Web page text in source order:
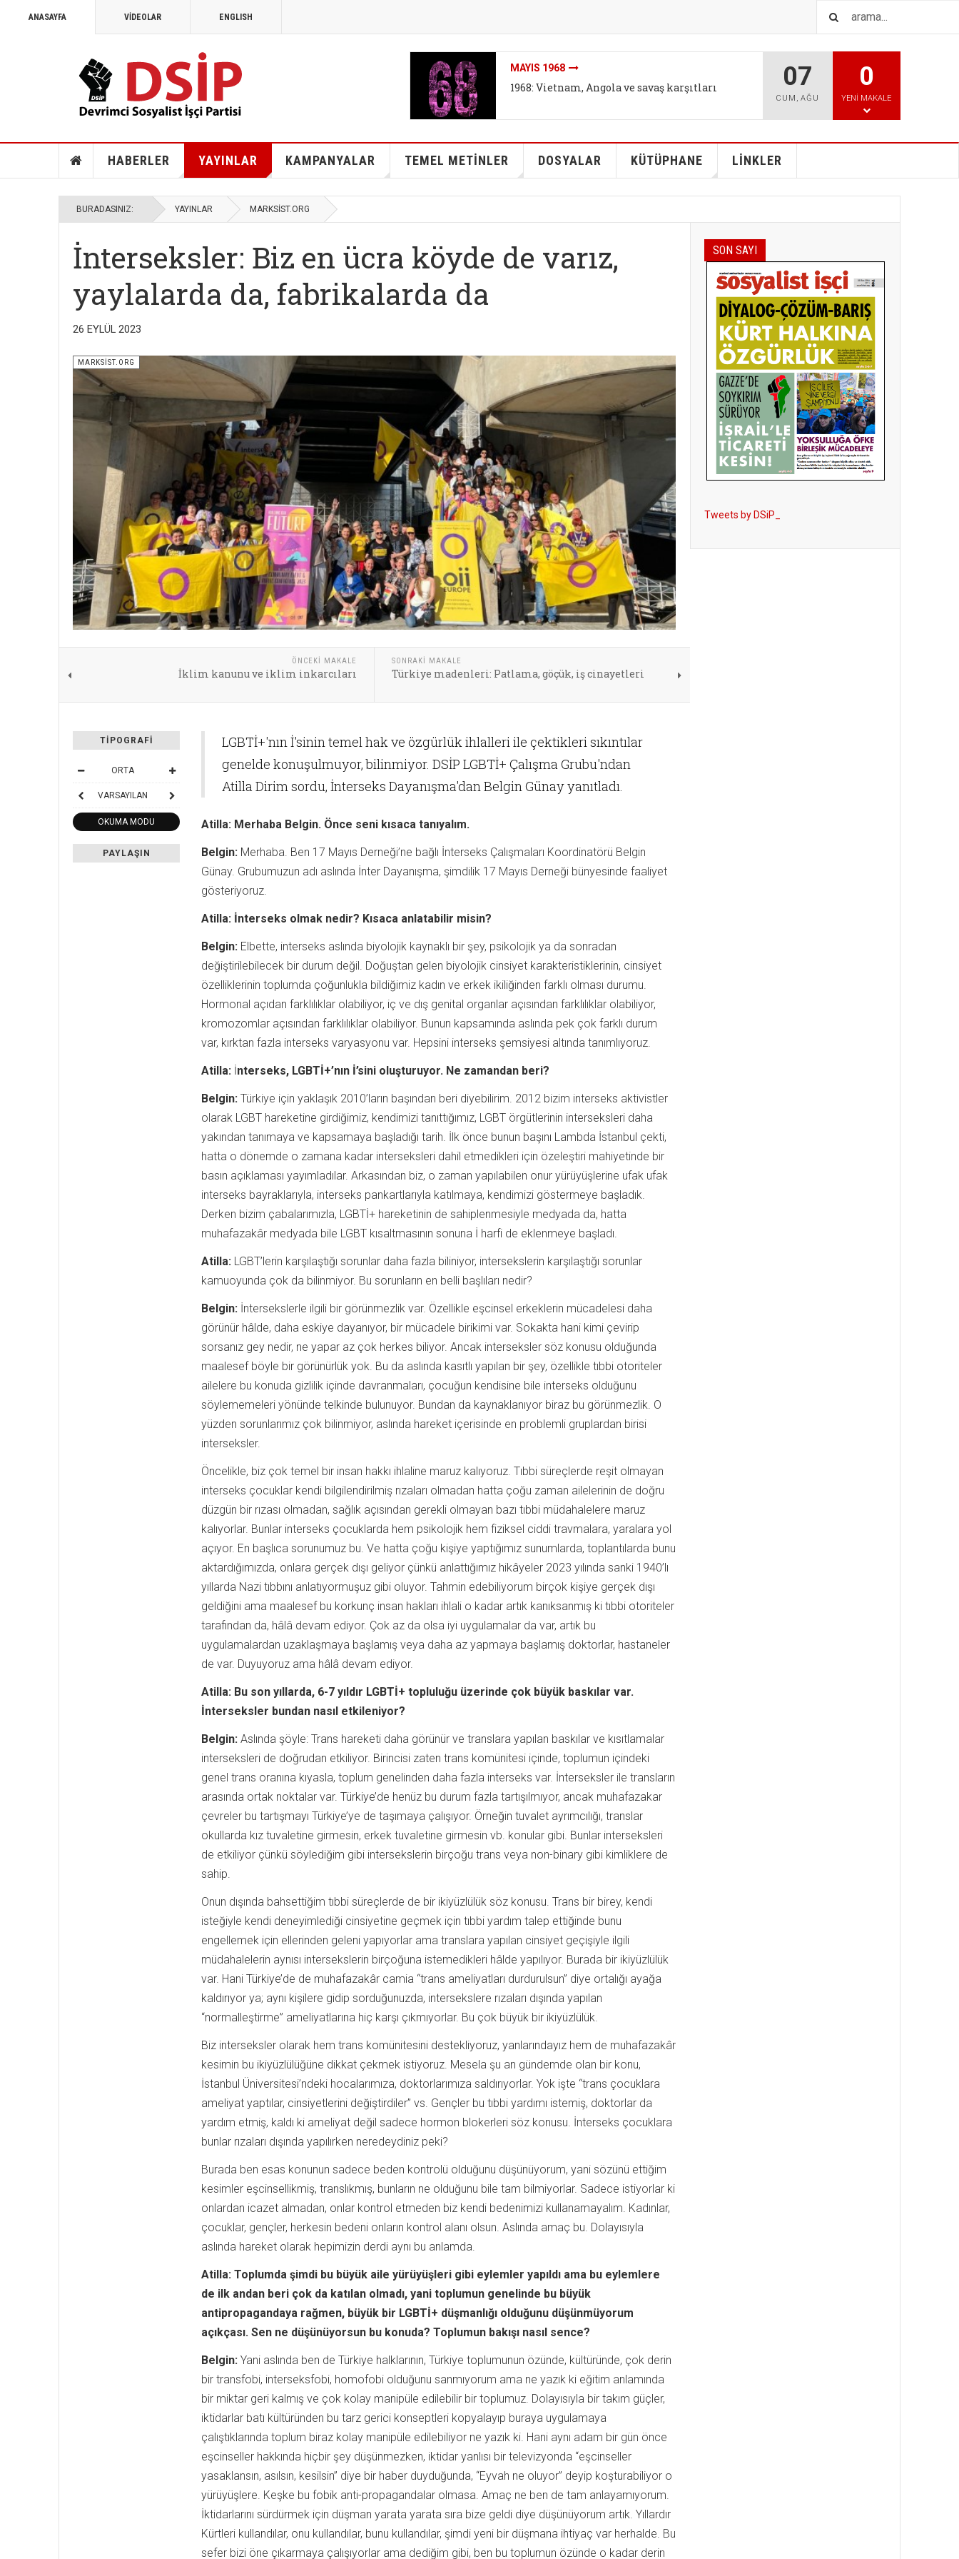
ANASAYFA VİDEOLAR ENGLISH
İKLIMI DEĞIL SISTEMI DEĞIŞTIR
İklim mitleri I - Bireysel tutum değişikliği bizi
07
CUM ,AĞU
0
YENI MAKALE
HABERLER YAYINLAR KAMPANYALAR TEMEL METİNLER DOSYALAR KÜTÜPHANE LİNKLER
BURADASINIZ: YAYINLAR MARKSİST.ORG
İnterseksler: Biz en ücra köyde de varız,
yaylalarda da, fabrikalarda da
26 EYLÜL 2023
MARKSİST.ORG
ÖNCEKI MAKALE
İklim kanunu ve iklim inkarcıları
SONRAKI MAKALE
Türkiye madenleri: Patlama, göçük, iş cinayetleri
TIPOGRAFI
ORTA
VARSAYILAN
OKUMA MODU
PAYLAŞIN
LGBTİ+'nın İ'sinin temel hak ve özgürlük ihlalleri ile çektikleri sıkıntılar
genelde konuşulmuyor, bilinmiyor.​ DSİP LGBTİ+ Çalışma Grubu'ndan
Atilla Dirim sordu, İnterseks Dayanışma'dan Belgin Günay yanıtladı.
Atilla: Merhaba Belgin. Önce seni kısaca tanıyalım.
Belgin: Merhaba. Ben 17 Mayıs Derneği’ne bağlı İnterseks Çalışmaları Koordinatörü Belgin
Günay. Grubumuzun adı aslında İnter Dayanışma, şimdilik 17 Mayıs Derneği bünyesinde faaliyet
gösteriyoruz.
Atilla: İnterseks olmak nedir? Kısaca anlatabilir misin?
Belgin: Elbette, interseks aslında biyolojik kaynaklı bir şey, psikolojik ya da sonradan
değiştirilebilecek bir durum değil. Doğuştan gelen biyolojik cinsiyet karakteristiklerinin, cinsiyet
özelliklerinin toplumda çoğunlukla bildiğimiz kadın ve erkek ikiliğinden farklı olması durumu.
Hormonal açıdan farklılıklar olabiliyor, iç ve dış genital organlar açısından farklılıklar olabiliyor,
kromozomlar açısından farklılıklar olabiliyor. Bunun kapsamında aslında pek çok farklı durum
var, kırktan fazla interseks varyasyonu var. Hepsini interseks şemsiyesi altında tanımlıyoruz.
Atilla: İnterseks, LGBTİ+’nın İ’sini oluşturuyor. Ne zamandan beri?
Belgin: Türkiye için yaklaşık 2010’ların başından beri diyebilirim. 2012 bizim interseks aktivistler
olarak LGBT hareketine girdiğimiz, kendimizi tanıttığımız, LGBT örgütlerinin interseksleri daha
yakından tanımaya ve kapsamaya başladığı tarih. İlk önce bunun başını Lambda İstanbul çekti,
hatta o dönemde o zamana kadar interseksleri dahil etmedikleri için özeleştiri mahiyetinde bir
basın açıklaması yayımladılar. Arkasından biz, o zaman yapılabilen onur yürüyüşlerine ufak ufak
interseks bayraklarıyla, interseks pankartlarıyla katılmaya, kendimizi göstermeye başladık.
Derken bizim çabalarımızla, LGBTİ+ hareketinin de sahiplenmesiyle medyada da, hatta
muhafazakâr medyada bile LGBT kısaltmasının sonuna İ harfi de eklenmeye başladı.
Atilla: LGBT’lerin karşılaştığı sorunlar daha fazla biliniyor, intersekslerin karşılaştığı sorunlar
kamuoyunda çok da bilinmiyor. Bu sorunların en belli başlıları nedir?
Belgin: İntersekslerle ilgili bir görünmezlik var. Özellikle eşcinsel erkeklerin mücadelesi daha
görünür hâlde, daha eskiye dayanıyor, bir mücadele birikimi var. Sokakta hani kimi çevirip
sorsanız gey nedir, ne yapar az çok herkes biliyor. Ancak interseksler söz konusu olduğunda
maalesef böyle bir görünürlük yok. Bu da aslında kasıtlı yapılan bir şey, özellikle tıbbi otoriteler
ailelere bu konuda gizlilik içinde davranmaları, çocuğun kendisine bile interseks olduğunu
söylememeleri yönünde telkinde bulunuyor. Bundan da kaynaklanıyor biraz bu görünmezlik. O
yüzden sorunlarımız çok bilinmiyor, aslında hareket içerisinde en problemli gruplardan birisi
interseksler.
Öncelikle, biz çok temel bir insan hakkı ihlaline maruz kalıyoruz. Tıbbi süreçlerde reşit olmayan
interseks çocuklar kendi bilgilendirilmiş rızaları olmadan hatta çoğu zaman ailelerinin de doğru
düzgün bir rızası olmadan, sağlık açısından gerekli olmayan bazı tıbbi müdahalelere maruz
kalıyorlar. Bunlar interseks çocuklarda hem psikolojik hem fiziksel ciddi travmalara, yaralara yol
açıyor. En başlıca sorunumuz bu. Ve hatta çoğu kişiye yaptığımız sunumlarda, toplantılarda bunu
aktardığımızda, onlara gerçek dışı geliyor çünkü anlattığımız hikâyeler 2023 yılında sanki 1940’lı
yıllarda Nazi tıbbını anlatıyormuşuz gibi oluyor. Tahmin edebiliyorum birçok kişiye gerçek dışı
geldiğini ama maalesef bu korkunç insan hakları ihlali o kadar artık kanıksanmış ki tıbbi otoriteler
tarafından da, hâlâ devam ediyor. Çok az da olsa iyi uygulamalar da var, artık bu
uygulamalardan uzaklaşmaya başlamış veya daha az yapmaya başlamış doktorlar, hastaneler
de var. Duyuyoruz ama hâlâ devam ediyor.
Atilla: Bu son yıllarda, 6-7 yıldır LGBTİ+ topluluğu üzerinde çok büyük baskılar var.
İnterseksler bundan nasıl etkileniyor?
Belgin: Aslında şöyle: Trans hareketi daha görünür ve translara yapılan baskılar ve kısıtlamalar
interseksleri de doğrudan etkiliyor. Birincisi zaten trans komünitesi içinde, toplumun içindeki
genel trans oranına kıyasla, toplum genelinden daha fazla interseks var. İnterseksler ile transların
arasında ortak noktalar var. Türkiye’de henüz bu durum fazla tartışılmıyor, ancak muhafazakar
çevreler bu tartışmayı Türkiye’ye de taşımaya çalışıyor. Örneğin tuvalet ayrımcılığı, translar
okullarda kız tuvaletine girmesin, erkek tuvaletine girmesin vb. konular gibi. Bunlar interseksleri
de etkiliyor çünkü söylediğim gibi intersekslerin birçoğu trans veya non-binary gibi kimliklere de
sahip.
Onun dışında bahsettiğim tıbbi süreçlerde de bir ikiyüzlülük söz konusu. Trans bir birey, kendi
isteğiyle kendi deneyimlediği cinsiyetine geçmek için tıbbi yardım talep ettiğinde bunu
engellemek için ellerinden geleni yapıyorlar ama translara yapılan cinsiyet geçişiyle ilgili
müdahalelerin aynısı intersekslerin birçoğuna istemedikleri hâlde yapılıyor. Burada bir ikiyüzlülük
var. Hani Türkiye’de de muhafazakâr camia “trans ameliyatları durdurulsun” diye ortalığı ayağa
kaldırıyor ya; aynı kişilere gidip sorduğunuzda, intersekslere rızaları dışında yapılan
“normalleştirme” ameliyatlarına hiç karşı çıkmıyorlar. Bu çok büyük bir ikiyüzlülük.
Biz interseksler olarak hem trans komünitesini destekliyoruz, yanlarındayız hem de muhafazakâr
kesimin bu ikiyüzlülüğüne dikkat çekmek istiyoruz. Mesela şu an gündemde olan bir konu,
İstanbul Üniversitesi’ndeki hocalarımıza, doktorlarımıza saldırıyorlar. Yok işte “trans çocuklara
ameliyat yaptılar, cinsiyetlerini değiştirdiler” vs. Gençler bu tıbbi yardımı istemiş, doktorlar da
yardım etmiş, kaldı ki ameliyat değil sadece hormon blokerleri söz konusu. İnterseks çocuklara
bunlar rızaları dışında yapılırken neredeydiniz peki?
Burada ben esas konunun sadece beden kontrolü olduğunu düşünüyorum, yani sözünü ettiğim
kesimler eşcinsellikmiş, translıkmış, bunların ne olduğunu bile tam bilmiyorlar. Sadece istiyorlar ki
onlardan icazet almadan, onlar kontrol etmeden biz kendi bedenimizi kullanamayalım. Kadınlar,
çocuklar, gençler, herkesin bedeni onların kontrol alanı olsun. Aslında amaç bu. Dolayısıyla
aslında hareket olarak hepimizin derdi aynı bu anlamda.
Atilla: Toplumda şimdi bu büyük aile yürüyüşleri gibi eylemler yapıldı ama bu eylemlere
de ilk andan beri çok da katılan olmadı, yani toplumun genelinde bu büyük
antipropagandaya rağmen, büyük bir LGBTİ+ düşmanlığı olduğunu düşünmüyorum
açıkçası. Sen ne düşünüyorsun bu konuda? Toplumun bakışı nasıl sence?
Belgin: Yani aslında ben de Türkiye halklarının, Türkiye toplumunun özünde, kültüründe, çok derin
bir transfobi, interseksfobi, homofobi olduğunu sanmıyorum ama ne yazık ki eğitim anlamında
bir miktar geri kalmış ve çok kolay manipüle edilebilir bir toplumuz. Dolayısıyla bir takım güçler,
iktidarlar batı kültüründen bu tarz gerici konseptleri kopyalayıp buraya uygulamaya
çalıştıklarında toplum biraz kolay manipüle edilebiliyor ne yazık ki. Hani aynı adam bir gün önce
eşcinseller hakkında hiçbir şey düşünmezken, iktidar yanlısı bir televizyonda “eşcinseller
yasaklansın, asılsın, kesilsin” diye bir haber duyduğunda, “Eyvah ne oluyor” deyip koşturabiliyor o
yürüyüşlere. Keşke bu fobik anti-propagandalar olmasa. Amaç ne ben de tam anlayamıyorum.
İktidarlarını sürdürmek için düşman yarata yarata sıra bize geldi diye düşünüyorum artık. Yıllardır
Kürtleri kullandılar, onu kullandılar, bunu kullandılar, şimdi yeni bir düşmana ihtiyaç var herhalde. Bu
sefer bizi öne çıkarmaya çalışıyorlar ama dediğim gibi, ben bu toplumun özünde o kadar derin
SON SAYI
Tweets by DSiP_